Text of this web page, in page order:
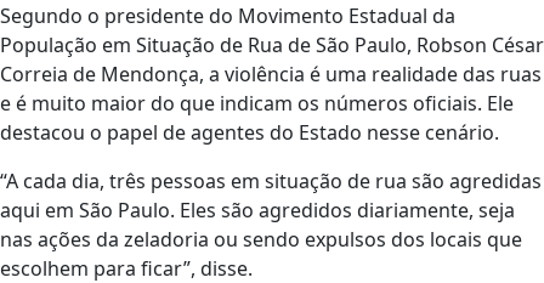
Segundo o presidente do Movimento Estadual da
População em Situação de Rua de São Paulo, Robson César
Correia de Mendonça, a violência é uma realidade das ruas
e é muito maior do que indicam os números oficiais. Ele
destacou o papel de agentes do Estado nesse cenário.
“A cada dia, três pessoas em situação de rua são agredidas
aqui em São Paulo. Eles são agredidos diariamente, seja
nas ações da zeladoria ou sendo expulsos dos locais que
escolhem para ficar”, disse.